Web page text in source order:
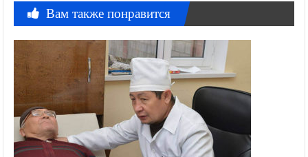
Вам также понравится